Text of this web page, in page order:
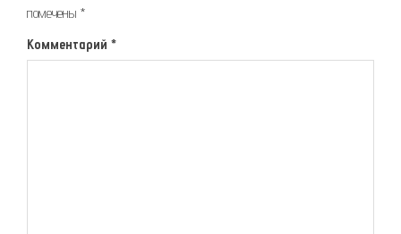
помечены *
Комментарий *